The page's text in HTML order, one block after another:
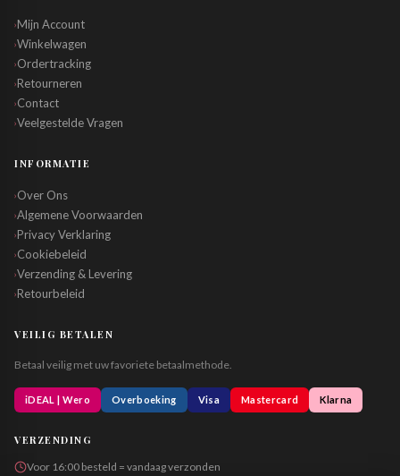
›Mijn Account
›Winkelwagen
›Ordertracking
›Retourneren
›Contact
›Veelgestelde Vragen
INFORMATIE
›Over Ons
›Algemene Voorwaarden
›Privacy Verklaring
›Cookiebeleid
›Verzending & Levering
›Retourbeleid
VEILIG BETALEN
Betaal veilig met uw favoriete betaalmethode.
iDEAL | Wero Overboeking Visa Mastercard Klarna
VERZENDING
Voor 16:00 besteld = vandaag verzonden